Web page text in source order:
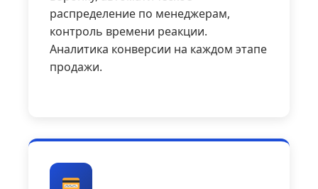
распределение по менеджерам,
контроль времени реакции.
Аналитика конверсии на каждом этапе
продажи.